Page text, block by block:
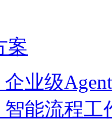
案
业级
能流程工